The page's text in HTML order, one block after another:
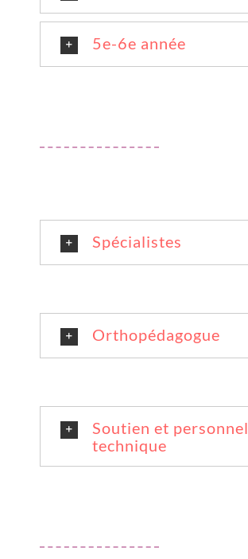
5e-6e année
Spécialistes
Orthopédagogue
Soutien et personnel
technique